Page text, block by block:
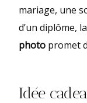
mariage, une
d’un diplôme,
photo promet
Idée